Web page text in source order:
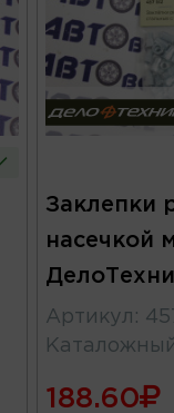
Заклепки
насечкой
Артикул :
188.60